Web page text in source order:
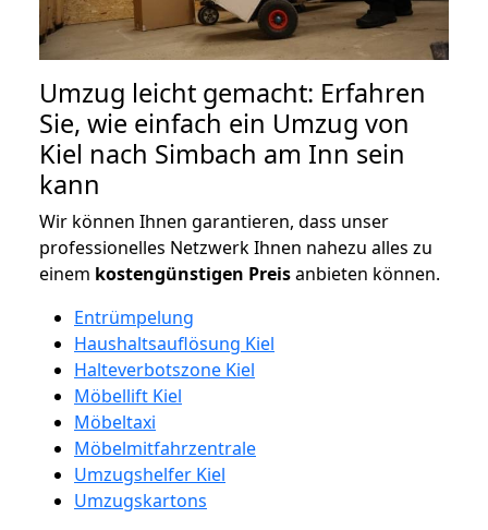
Umzug leicht gemacht: Erfahren
Sie, wie einfach ein Umzug von
Kiel nach Simbach am Inn sein
kann
Wir können Ihnen garantieren, dass unser
professionelles Netzwerk Ihnen nahezu alles zu
einem kostengünstigen Preisanbieten können.
Entrümpelung
Haushaltsauflösung Kiel
Halteverbotszone Kiel
Möbellift Kiel
Möbeltaxi
Möbelmitfahrzentrale
Umzugshelfer Kiel
Umzugskartons